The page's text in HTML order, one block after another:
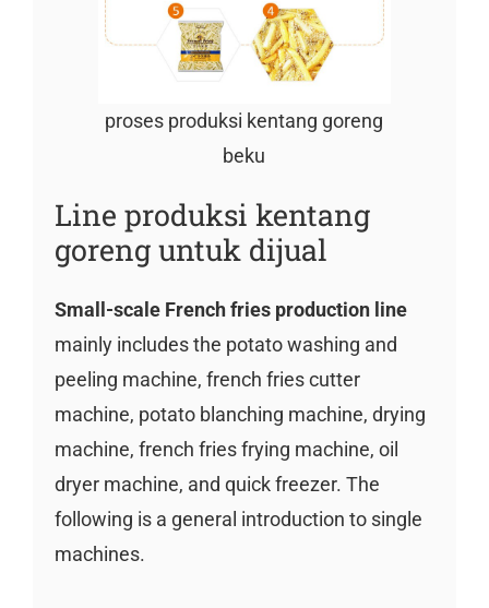
proses produksi kentang goreng
beku
Line produksi kentang
goreng untuk dijual
Small-scale French fries production line
mainly includes the potato washing and
peeling machine, french fries cutter
machine, potato blanching machine, drying
machine, french fries frying machine, oil
dryer machine, and quick freezer. The
following is a general introduction to single
machines.